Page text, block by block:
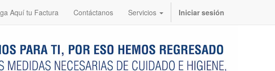
Aquí tu Factura Contáctanos Servicios Iniciar sesión